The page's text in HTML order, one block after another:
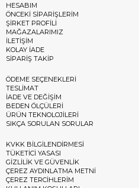
HESABIM
ÖNCEKİ SİPARİŞLERİM
ŞİRKET PROFİLİ
MAĞAZALARIMIZ
İLETİŞİM
KOLAY İADE
SİPARİŞ TAKİP
ÖDEME SEÇENEKLERİ
TESLİMAT
İADE VE DEĞİŞİM
BEDEN ÖLÇÜLERİ
ÜRÜN TEKNOLOJİLERİ
SIKÇA SORULAN SORULAR
KVKK BİLGİLENDİRMESİ
TÜKETİCİ YASASI
GİZLİLİK VE GÜVENLİK
ÇEREZ AYDINLATMA METNİ
ÇEREZ TERCİHLERİM